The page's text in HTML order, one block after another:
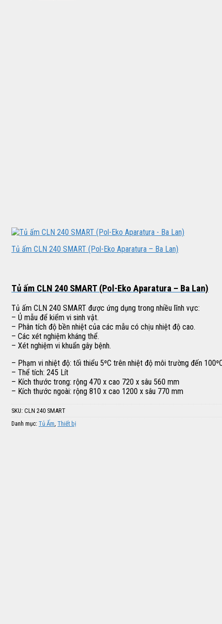
Tủ ấm CLN 240 SMART (Pol-Eko Aparatura – Ba Lan)
Tủ ấm CLN 240 SMART (Pol-Eko Aparatura – Ba Lan)
Tủ ấm CLN 240 SMART được ứng dụng trong nhiều lĩnh vực:
– Ủ mẫu để kiểm vi sinh vật.
– Phân tích độ bền nhiệt của các mẫu có chịu nhiệt độ cao.
– Các xét nghiệm kháng thể.
– Xét nghiệm vi khuẩn gây bệnh.
– Phạm vi nhiệt độ: tối thiểu 5ºC trên nhiệt độ môi trường đến
– Thể tích: 245 Lít
– Kích thước trong: rộng 470 x cao 720 x sâu 560 mm
– Kích thước ngoài: rộng 810 x cao 1200 x sâu 770 mm
SKU: CLN 240 SMART
Danh mục: Tủ Ấm, Thiết bị